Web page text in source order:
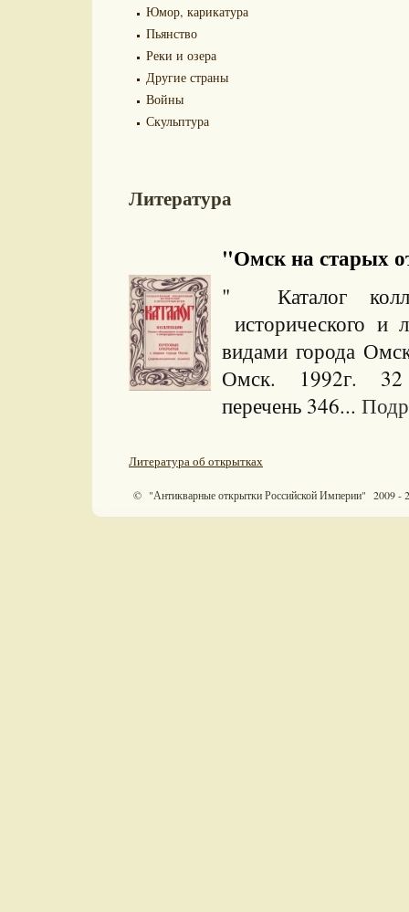
Юмор, карикатура
Пьянство
Реки и озера
Другие страны
Войны
Скульптура
Литература
"Омск на старых
" Каталог
исторического и
видами города
Омск. 1992г. 32
перечень 346...
Литература об открытках
© "Антикварные открытки Российской Империи" 2009 -